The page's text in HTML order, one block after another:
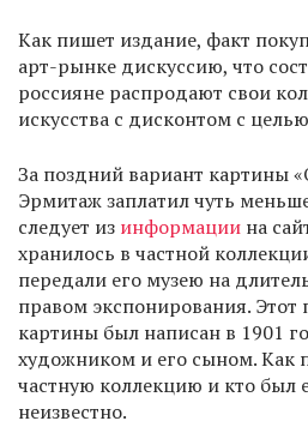
Как пишет издание, факт
арт-рынке дискуссию, что
россияне распродают свои
искусства с дисконтом с
За поздний вариант картины
Эрмитаж заплатил чуть
следует из информации на
хранилось в частной
передали его музею на
правом экспонирования. Этот
картины был написан в 1901
художником и его сыном. Как
частную коллекцию и кто был
неизвестно.